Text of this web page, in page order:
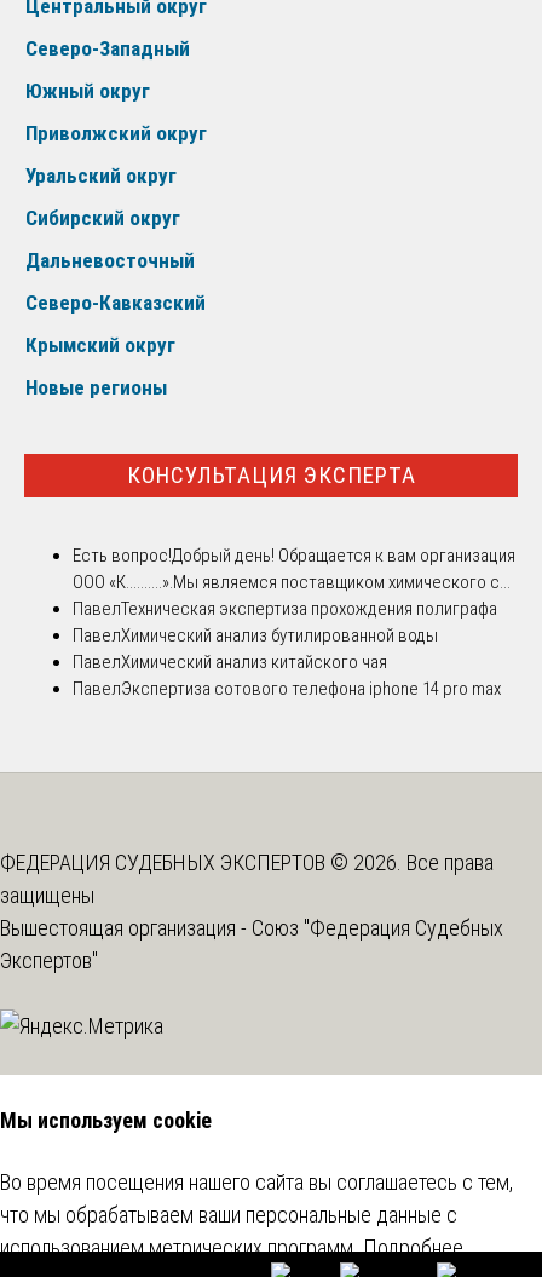
Центральный округ
Северо-Западный
Южный округ
Приволжский округ
Уральский округ
Сибирский округ
Дальневосточный
Северо-Кавказский
Крымский округ
Новые регионы
КОНСУЛЬТАЦИЯ ЭКСПЕРТА
Есть вопрос!Добрый день! Обращается к вам организация
ООО «К..........».Мы являемся поставщиком химического с...
ПавелТехническая экспертиза прохождения полиграфа
ПавелХимический анализ бутилированной воды
ПавелХимический анализ китайского чая
ПавелЭкспертиза сотового телефона iphone 14 pro max
ФЕДЕРАЦИЯ СУДЕБНЫХ ЭКСПЕРТОВ © 2026. Все права
защищены
Вышестоящая организация - Союз "Федерация Судебных
Экспертов"
Мы используем cookie
Во время посещения нашего сайта вы соглашаетесь с тем,
что мы обрабатываем ваши персональные данные с
использованием метрических программ.Подробнее